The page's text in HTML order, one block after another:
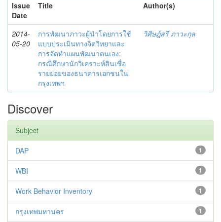
Issue
Date
Title Author(s)
2014-
05-20
การพัฒนาภาวะผู้นำโดยการใช้
แบบประเมินทางจิตวิทยาและ
การจัดทำแผนพัฒนาตนเอง:
กรณีศึกษานักวิเคราะห์สินเชื่อ
รายย่อยของธนาคารเอกชนใน
กรุงเทพฯ
วิศิษฎ์สรี ภาวะกุล
Discover
Subject
1
DAP
1
WBI
1
Work Behavior Inventory
1
กรุงเทพมหานคร